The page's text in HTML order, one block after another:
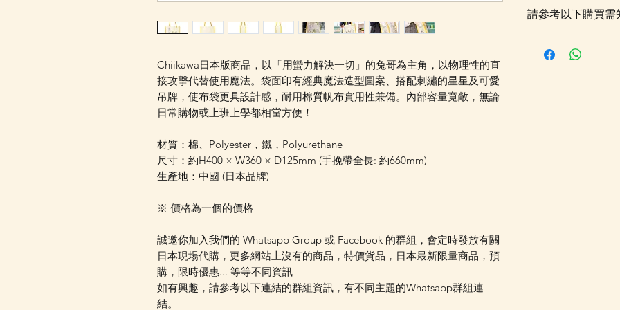
Chiikawa日本版商品，以「用蠻力解決一切」的兔哥為主角，以物理性的直
接攻擊代替使用魔法。袋面印有經典魔法造型圖案、搭配刺繡的星星及可愛
吊牌，使布袋更具設計感，耐用棉質帆布實用性兼備。內部容量寬敞，無論
日常購物或上班上學都相當方便！
材質：棉、Polyester，鐵，Polyurethane
尺寸：約H400 × W360 × D125mm (手挽帶全長: 約660mm)
生產地：中國 (日本品牌)
※ 價格為一個的價格
誠邀你加入我們的 Whatsapp Group 或 Facebook 的群組，會定時發放有關
日本現場代購，更多網站上沒有的商品，特價貨品，日本最新限量商品，預
購，限時優惠... 等等不同資訊
如有興趣，請參考以下連結的群組資訊，有不同主題的Whatsapp群組連
結。
請參考以下購買需
採購及空運到香